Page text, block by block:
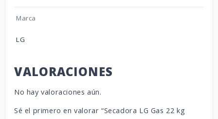
Marca
LG
VALORACIONES
No hay valoraciones aún.
Sé el primero en valorar “Secadora LG Gas 22 kg